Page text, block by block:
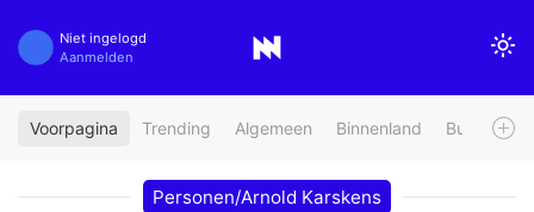
Niet ingelogd
Aanmelden
Voorpagina Trending Algemeen Binnenland Buitenland
Personen/Arnold Karskens